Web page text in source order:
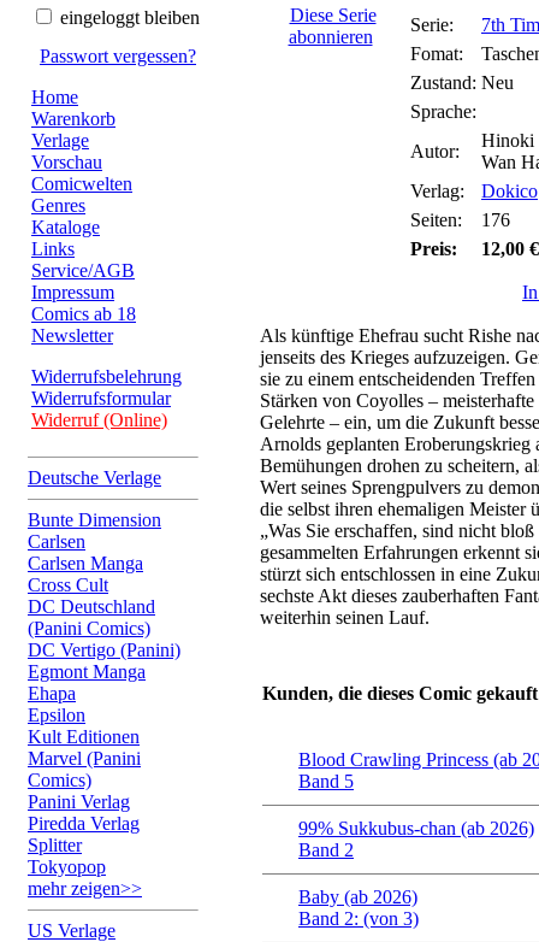
eingeloggt bleiben
Passwort vergessen?
Home
Warenkorb
Verlage
Vorschau
Comicwelten
Genres
Kataloge
Links
Service/AGB
Impressum
Comics ab 18
Newsletter
Widerrufsbelehrung
Widerrufsformular
Widerruf (Online)
Deutsche Verlage
Bunte Dimension
Carlsen
Carlsen Manga
Cross Cult
DC Deutschland
(Panini Comics)
DC Vertigo (Panini)
Egmont Manga
Ehapa
Epsilon
Kult Editionen
Marvel (Panini
Comics)
Panini Verlag
Piredda Verlag
Splitter
Tokyopop
mehr zeigen>>
US Verlage
Diese Serie
abonnieren
Serie:
7th
Fomat:
Zustand: Neu
Sprache:
Autor:
Hinoki
Wan
Verlag:
Dokico
Seiten:
176
Preis:
12,00 €
Als künftige Ehefrau sucht Rishe
jenseits des Krieges aufzuzeigen.
sie zu einem entscheidenden
Stärken von Coyolles –
Gelehrte – ein, um die Zukunft
Arnolds geplanten Eroberungskrieg
Bemühungen drohen zu scheitern,
Wert seines Sprengpulvers zu
die selbst ihren ehemaligen Meister
„Was Sie erschaffen, sind nicht
gesammelten Erfahrungen erkennt
stürzt sich entschlossen in eine
sechste Akt dieses zauberhaften
weiterhin seinen Lauf.
Kunden, die dieses Comic
Blood Crawling Princess (ab
Band 5
99% Sukkubus-chan (ab 2026)
Band 2
Baby (ab 2026)
Band 2: (von 3)